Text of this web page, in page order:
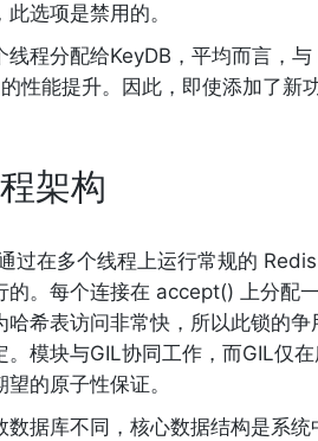
选项是禁用的。
线程分配给KeyDB，平均而言，
性能提升。因此，即使添加了新
架构
过在多个线程上运行常规的
的。每个连接在 accept() 上分配
哈希表访问非常快，所以此锁的
。模块与GIL协同工作，而GIL仅
望的原子性保证。
数据库不同，核心数据结构是系